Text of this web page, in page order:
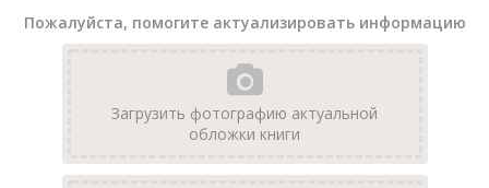
Пожалуйста, помогите актуализировать информацию
Загрузить фотографию актуальной
обложки книги